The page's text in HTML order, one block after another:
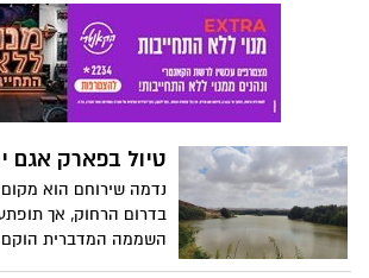
לחוויה עבור כל
לטייל?
טיול בפארק אגם
נדמה שירוחם הוא
בדרום הרחוק, אך
השממה המדברית הוקם